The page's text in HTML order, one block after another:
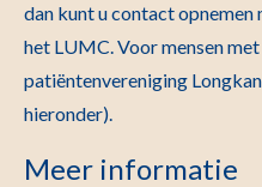
dan kunt u contact
het LUMC. Voor mensen
patiëntenvereniging
hieronder).
Meer informatie